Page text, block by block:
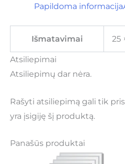
Papildoma informacija
Išmatavimai 25
Atsiliepimai
Atsiliepimų dar nėra.
Rašyti atsiliepimą gali tik
yra įsigiję šį produktą.
Panašūs produktai